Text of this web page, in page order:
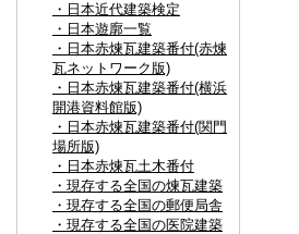
・日本近代建築検定
・日本遊廓一覧
・日本赤煉瓦建築番付(赤煉
瓦ネットワーク版)
・日本赤煉瓦建築番付(横浜
開港資料館版)
・日本赤煉瓦建築番付(関門
場所版)
・日本赤煉瓦土木番付
・現存する全国の煉瓦建築
・現存する全国の郵便局舎
・現存する全国の医院建築